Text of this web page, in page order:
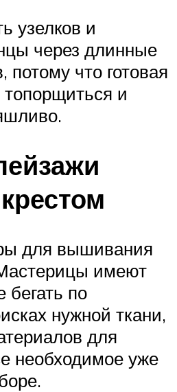
узелков и
через длинные
потому что готовая
и
для вышивания
имеют
бегать по
нужной ткани,
для
необходимое уже